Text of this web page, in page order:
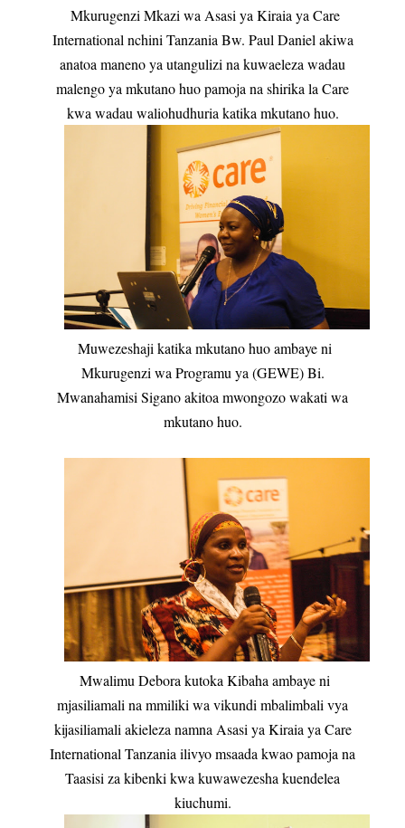
Mkurugenzi Mkazi wa Asasi ya Kiraia ya Care
International nchini Tanzania Bw. Paul Daniel akiwa
anatoa maneno ya utangulizi na kuwaeleza wadau
malengo ya mkutano huo pamoja na shirika la Care
kwa wadau waliohudhuria katika mkutano huo.
Muwezeshaji katika mkutano huo ambaye ni
Mkurugenzi wa Programu ya (GEWE) Bi.
Mwanahamisi Sigano akitoa mwongozo wakati wa
mkutano huo.
Mwalimu Debora kutoka Kibaha ambaye ni
mjasiliamali na mmiliki wa vikundi mbalimbali vya
kijasiliamali akieleza namna Asasi ya Kiraia ya Care
International Tanzania ilivyo msaada kwao pamoja na
Taasisi za kibenki kwa kuwawezesha kuendelea
kiuchumi.